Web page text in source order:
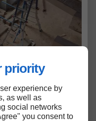
priority
experience by
as well as
social networks
you consent to